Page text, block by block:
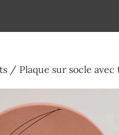
Michel
Plaque sur socle avec